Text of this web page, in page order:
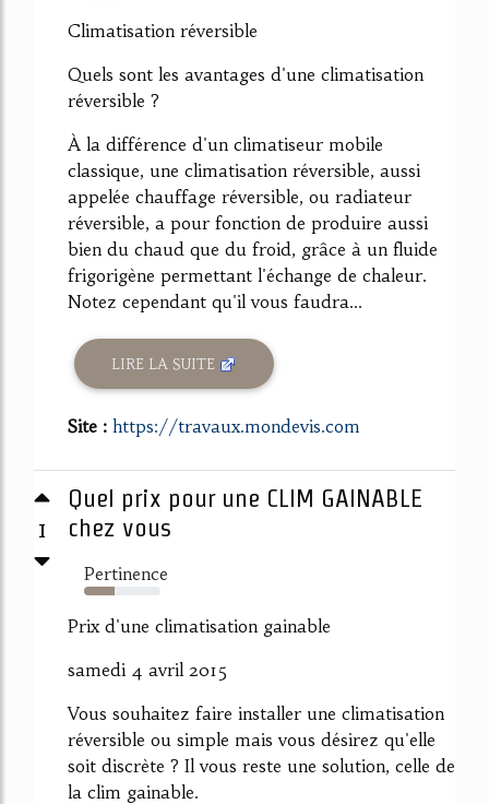
51%
Climatisation réversible
Quels sont les avantages d'une climatisation
réversible ?
À la différence d'un climatiseur mobile
classique, une climatisation réversible, aussi
appelée chauffage réversible, ou radiateur
réversible, a pour fonction de produire aussi
bien du chaud que du froid, grâce à un fluide
frigorigène permettant l'échange de chaleur.
Notez cependant qu'il vous faudra...
LIRE LA SUITE
Site : https://travaux.mondevis.com
1
Quel prix pour une CLIM GAINABLE
chez vous
Pertinence
40%
Prix d'une climatisation gainable
samedi 4 avril 2015
Vous souhaitez faire installer une climatisation
réversible ou simple mais vous désirez qu'elle
soit discrète ? Il vous reste une solution, celle de
la clim gainable.